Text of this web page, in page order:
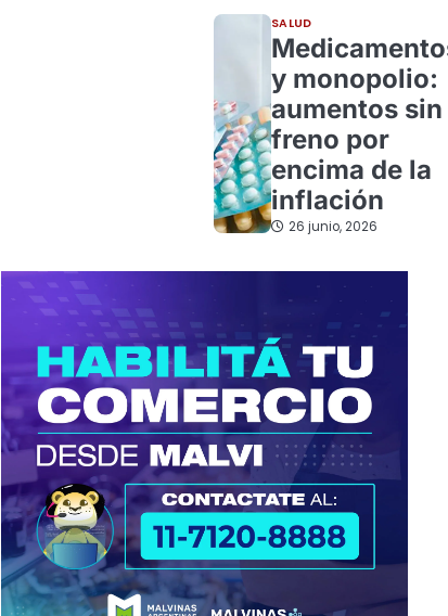
SALUD
y monopolio:
aumentos sin
freno por
encima de la
inflación
26 junio, 2026